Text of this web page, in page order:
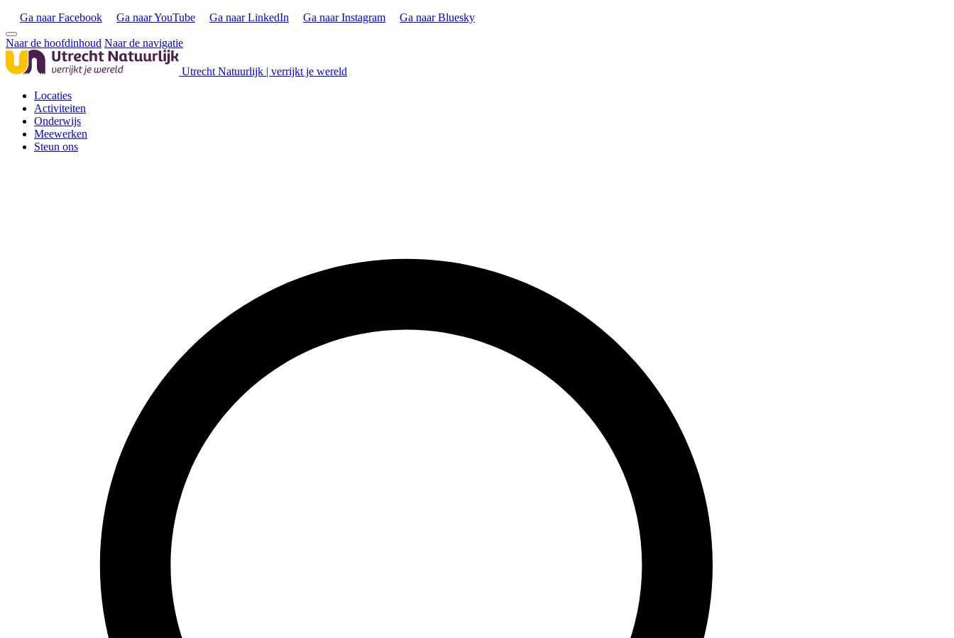
Ga naar Facebook
Ga naar YouTube Ga naar LinkedIn Ga naar Instagram Ga naar Bluesky
Naar de hoofdinhoud Naar de navigatie
Utrecht Natuurlijk | verrijkt je wereld
Locaties
Activiteiten
Onderwijs
Meewerken
Steun ons